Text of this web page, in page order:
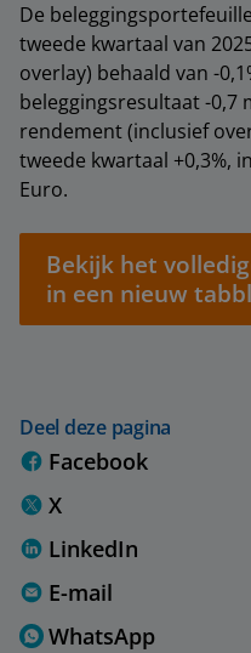
De
tweede kwartaal van
overlay) behaald van -
beleggingsresultaat -0,7
rendement (inclusief
tweede kwartaal +0,3%,
Euro.
Bekijk het
in een nieuw
Deel deze pagina
Facebook
X
LinkedIn
E-mail
WhatsApp